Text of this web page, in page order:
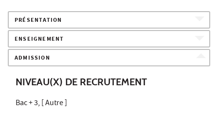
PRÉSENTATION
ENSEIGNEMENT
ADMISSION
NIVEAU(X) DE RECRUTEMENT
Bac + 3, [ Autre ]